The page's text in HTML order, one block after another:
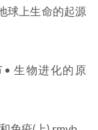
球上生命的起源
生物进化的原